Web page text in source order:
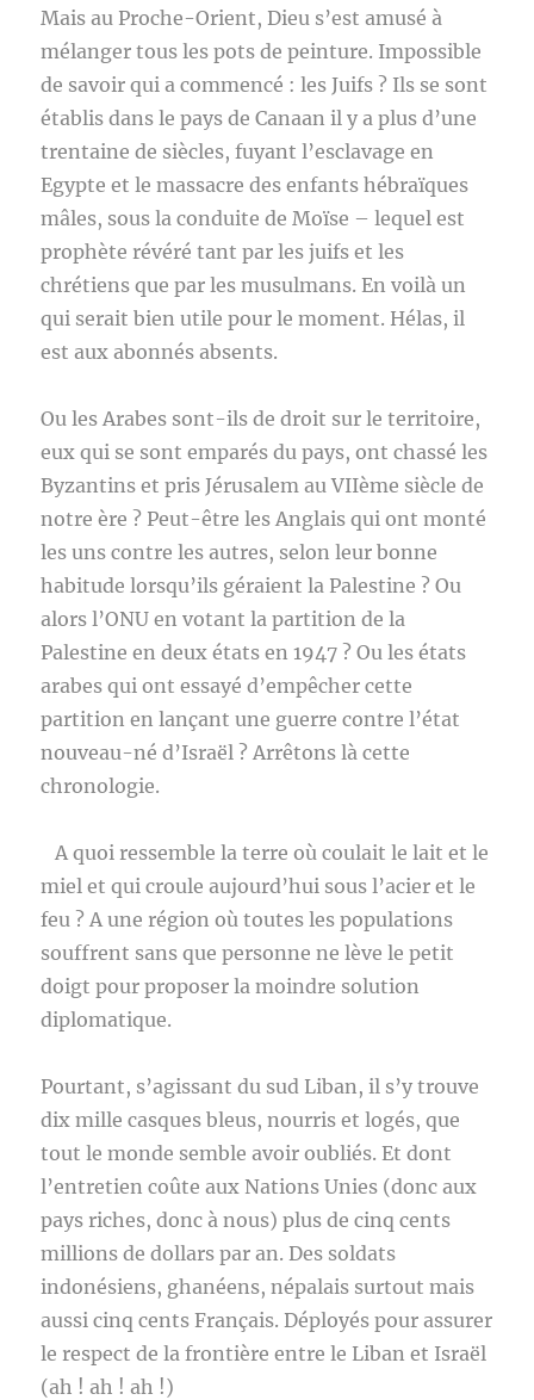
Mais au Proche-Orient, Dieu s’est amusé à
mélanger tous les pots de peinture. Impossible
de savoir qui a commencé : les Juifs ? Ils se sont
établis dans le pays de Canaan il y a plus d’une
trentaine de siècles, fuyant l’esclavage en
Egypte et le massacre des enfants hébraïques
mâles, sous la conduite de Moïse – lequel est
prophète révéré tant par les juifs et les
chrétiens que par les musulmans. En voilà un
qui serait bien utile pour le moment. Hélas, il
est aux abonnés absents.
Ou les Arabes sont-ils de droit sur le territoire,
eux qui se sont emparés du pays, ont chassé les
Byzantins et pris Jérusalem au VIIème siècle de
notre ère ? Peut-être les Anglais qui ont monté
les uns contre les autres, selon leur bonne
habitude lorsqu’ils géraient la Palestine ? Ou
alors l’ONU en votant la partition de la
Palestine en deux états en 1947 ? Ou les états
arabes qui ont essayé d’empêcher cette
partition en lançant une guerre contre l’état
nouveau-né d’Israël ? Arrêtons là cette
chronologie.
A quoi ressemble la terre où coulait le lait et le
miel et qui croule aujourd’hui sous l’acier et le
feu ? A une région où toutes les populations
souffrent sans que personne ne lève le petit
doigt pour proposer la moindre solution
diplomatique.
Pourtant, s’agissant du sud Liban, il s’y trouve
dix mille casques bleus, nourris et logés, que
tout le monde semble avoir oubliés. Et dont
l’entretien coûte aux Nations Unies (donc aux
pays riches, donc à nous) plus de cinq cents
millions de dollars par an. Des soldats
indonésiens, ghanéens, népalais surtout mais
aussi cinq cents Français. Déployés pour assurer
le respect de la frontière entre le Liban et Israël
(ah ! ah ! ah !)